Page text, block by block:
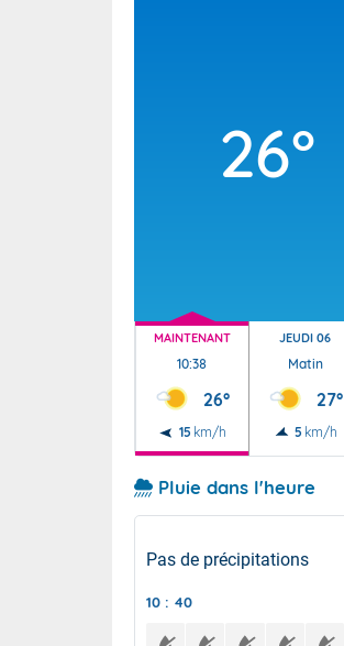
26°
MAINTENANT
10:38
26°
15 km/h
JEUDI 06
Matin
27°
5 km/h
Pluie dans l'heure
Pas de précipitations
10 : 40